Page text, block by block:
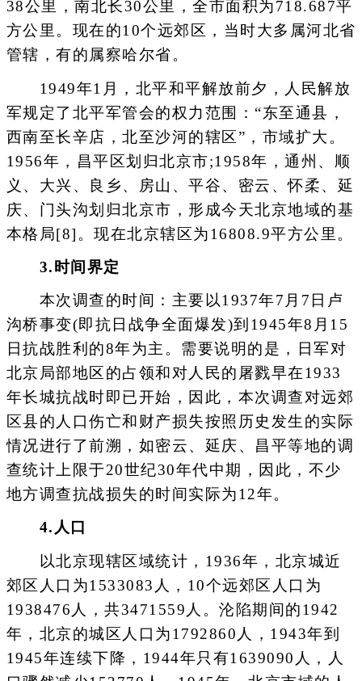
38公里，南北长30公里，全市面积为718.687平
方公里。现在的10个远郊区，当时大多属河北省
管辖，有的属察哈尔省。
1949年1月，北平和平解放前夕，人民解放
军规定了北平军管会的权力范围：“东至通县，
西南至长辛店，北至沙河的辖区”，市域扩大。
1956年，昌平区划归北京市;1958年，通州、顺
义、大兴、良乡、房山、平谷、密云、怀柔、延
庆、门头沟划归北京市，形成今天北京地域的基
本格局[8]。现在北京辖区为16808.9平方公里。
3.时间界定
本次调查的时间：主要以1937年7月7日卢
沟桥事变(即抗日战争全面爆发)到1945年8月15
日抗战胜利的8年为主。需要说明的是，日军对
北京局部地区的占领和对人民的屠戮早在1933
年长城抗战时即已开始，因此，本次调查对远郊
区县的人口伤亡和财产损失按照历史发生的实际
情况进行了前溯，如密云、延庆、昌平等地的调
查统计上限于20世纪30年代中期，因此，不少
地方调查抗战损失的时间实际为12年。
4.人口
以北京现辖区域统计，1936年，北京城近
郊区人口为1533083人，10个远郊区人口为
1938476人，共3471559人。沦陷期间的1942
年，北京的城区人口为1792860人，1943年到
1945年连续下降，1944年只有1639090人，人